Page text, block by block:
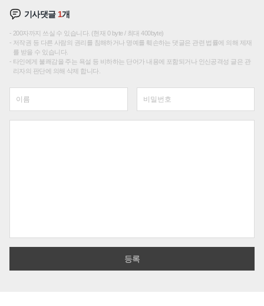
기사댓글 1개
200자까지 쓰실 수 있습니다. (현재 0 byte / 최대 400byte)
저작권 등 다른 사람의 권리를 침해하거나 명예를 훼손하는 댓글은 관련 법률에 의해 제재
를 받을 수 있습니다.
타인에게 불쾌감을 주는 욕설 등 비하하는 단어가 내용에 포함되거나 인신공격성 글은 관
리자의 판단에 의해 삭제 합니다.